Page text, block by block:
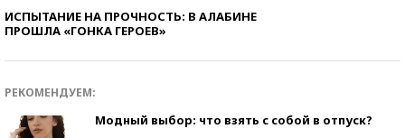
ИСПЫТАНИЕ НА ПРОЧНОСТЬ: В АЛАБИНЕ
ПРОШЛА «ГОНКА ГЕРОЕВ»
РЕКОМЕНДУЕМ:
Модный выбор: что взять с собой в отпуск?